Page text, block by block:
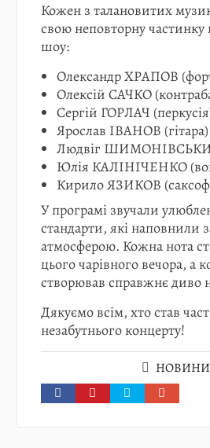
Кожен з талановитих
свою неповторну частинку
шоу:
Олександр ХРАПОВ
Олексій САЧКО
Сергій ГОРЛАЧ
Ярослав ІВАНОВ (гітара)
Людвіг
Юлія КАЛІНІЧЕНКО
Кирило ЯЗИКОВ
У програмі звучали
стандарти, які наповнили
атмосферою. Кожна нота
цього чарівного вечора, а
створював справжнє диво
Дякуємо всім, хто став
незабутнього концерту!
НОВИНИ